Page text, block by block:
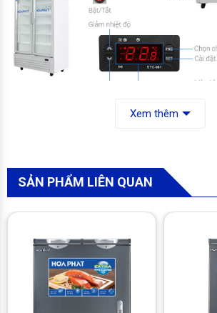
nghệ Inverter tiết kiệm điện, lớp kính cách
tủ, cùng nhiều tiện ích đi kèm khác.
Thiết kế
– Tủ mát thiết kế dạng đứng với thiết kế 2
dụng cho nhu cầu trưng bày tại các cửa
Xem thêm
SẢN PHẨM LIÊN QUAN